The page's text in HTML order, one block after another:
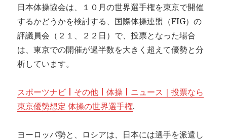
の
東
の
ほ
日本体操協会は、１０月の世界選手権を東京で開催
するかどうかを検討する、国際体操連盟（FIG）の
評議員会（２１、２２日）で、投票となった場合
は、東京での開催が過半数を大きく超えて優勢と分
析しています。
スポーツナビ | その他 | 体操 | ニュース｜投票なら
東京優勢想定 体操の世界選手権.
ヨーロッパ勢と、ロシアは、日本には選手を派遣し